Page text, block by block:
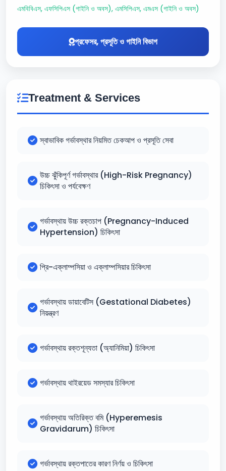
এমবিবিএস, এফসিপিএস (গাইনি ও অবস), এমসিপিএস, এমএস (গাইনি ও অবস)
প্রফেসর, প্রসূতি ও গাইনি বিভাগ
Treatment & Services
স্বাভাবিক গর্ভাবস্থার নিয়মিত চেকআপ ও প্রসূতি সেবা
উচ্চ ঝুঁকিপূর্ণ গর্ভাবস্থার (High-Risk Pregnancy)
চিকিৎসা ও পর্যবেক্ষণ
গর্ভাবস্থায় উচ্চ রক্তচাপ (Pregnancy-Induced
Hypertension) চিকিৎসা
প্রি-এক্লাম্পসিয়া ও এক্লাম্পসিয়ার চিকিৎসা
গর্ভাবস্থায় ডায়াবেটিস (Gestational Diabetes)
নিয়ন্ত্রণ
গর্ভাবস্থায় রক্তশূন্যতা (অ্যানিমিয়া) চিকিৎসা
গর্ভাবস্থায় থাইরয়েড সমস্যার চিকিৎসা
গর্ভাবস্থায় অতিরিক্ত বমি (Hyperemesis
Gravidarum) চিকিৎসা
গর্ভাবস্থায় রক্তপাতের কারণ নির্ণয় ও চিকিৎসা